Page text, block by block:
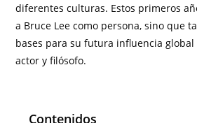
diferentes culturas. Estos primeros
a Bruce Lee como persona, sino que
bases para su futura influencia
actor y filósofo.
Contenidos